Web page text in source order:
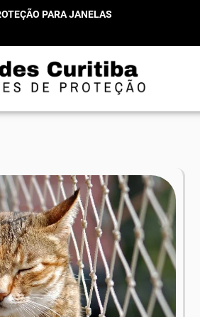
PARA JANELAS